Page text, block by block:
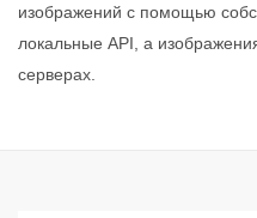
изображений с помощью
локальные API, а
серверах.